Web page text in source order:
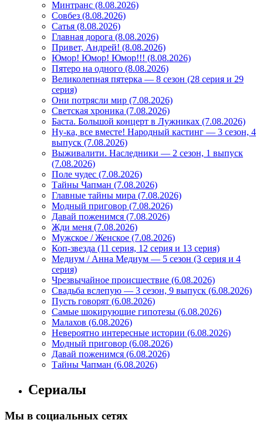
Минтранс (8.08.2026)
Совбез (8.08.2026)
Сатья (8.08.2026)
Главная дорога (8.08.2026)
Привет, Андрей! (8.08.2026)
Юмор! Юмор! Юмор!!! (8.08.2026)
Пятеро на одного (8.08.2026)
Великолепная пятерка — 8 сезон (28 серия и 29
серия)
Они потрясли мир (7.08.2026)
Светская хроника (7.08.2026)
Баста. Большой концерт в Лужниках (7.08.2026)
Ну-ка, все вместе! Народный кастинг — 3 сезон, 4
выпуск (7.08.2026)
Выживалити. Наследники — 2 сезон, 1 выпуск
(7.08.2026)
Поле чудес (7.08.2026)
Тайны Чапман (7.08.2026)
Главные тайны мира (7.08.2026)
Модный приговор (7.08.2026)
Давай поженимся (7.08.2026)
Жди меня (7.08.2026)
Мужское / Женское (7.08.2026)
Коп-звезда (11 серия, 12 серия и 13 серия)
Медиум / Анна Медиум — 5 сезон (3 серия и 4
серия)
Чрезвычайное происшествие (6.08.2026)
Свадьба вслепую — 3 сезон, 9 выпуск (6.08.2026)
Пусть говорят (6.08.2026)
Самые шокирующие гипотезы (6.08.2026)
Малахов (6.08.2026)
Невероятно интересные истории (6.08.2026)
Модный приговор (6.08.2026)
Давай поженимся (6.08.2026)
Тайны Чапман (6.08.2026)
Сериалы
Мы в социальных сетях